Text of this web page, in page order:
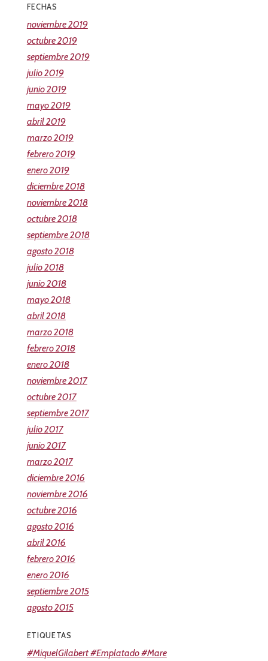
FECHAS
noviembre 2019
octubre 2019
septiembre 2019
julio 2019
junio 2019
mayo 2019
abril 2019
marzo 2019
febrero 2019
enero 2019
diciembre 2018
noviembre 2018
octubre 2018
septiembre 2018
agosto 2018
julio 2018
junio 2018
mayo 2018
abril 2018
marzo 2018
febrero 2018
enero 2018
noviembre 2017
octubre 2017
septiembre 2017
julio 2017
junio 2017
marzo 2017
diciembre 2016
noviembre 2016
octubre 2016
agosto 2016
abril 2016
febrero 2016
enero 2016
septiembre 2015
agosto 2015
ETIQUETAS
#MiquelGilabert #Emplatado #Mare